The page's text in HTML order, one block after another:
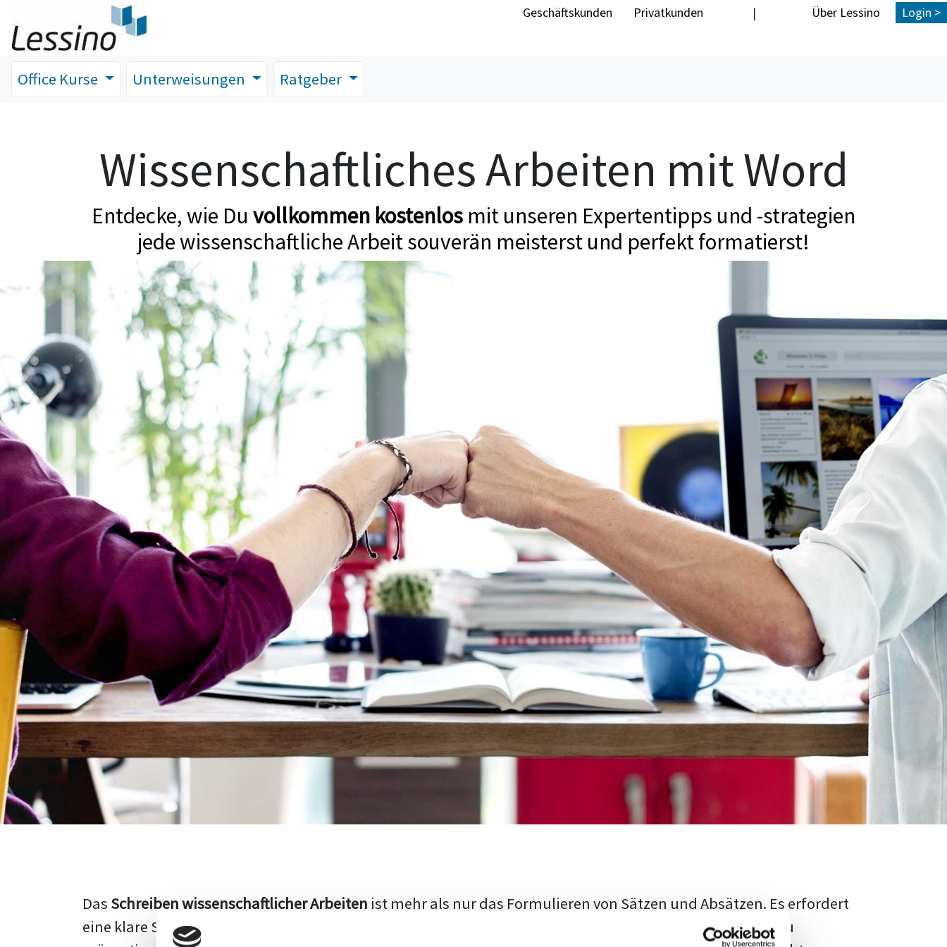
Geschäftskunden Privatkunden | Über Lessino Login >
Office Kurse Unterweisungen Ratgeber
Wissenschaftliches Arbeiten mit Word
Entdecke, wie Du vollkommen kostenlos mit unseren Expertentipps und -strategien
jede wissenschaftliche Arbeit souverän meisterst und perfekt formatierst!
Das Schreiben wissenschaftlicher Arbeiten ist mehr als nur das Formulieren von Sätzen und Absätzen. Es erfordert
eine klare Struktur, einen logischen Aufbau und die Fähigkeit, den aktuellen Forschungsstand adäquat zu